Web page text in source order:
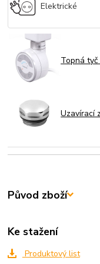
Elektrické
Topná
Uzavírací
Původ zboží
Ke stažení
Produktový list